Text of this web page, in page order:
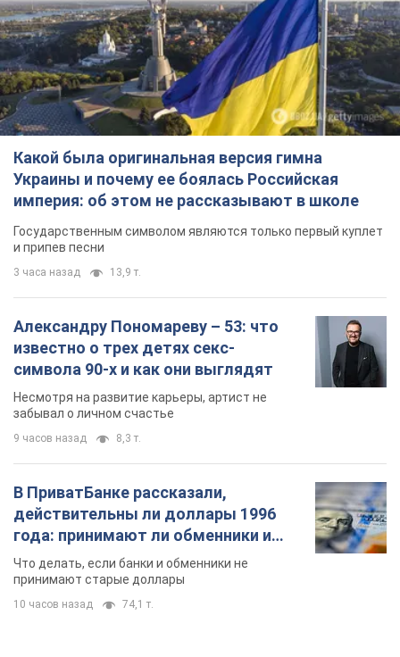
Какой была оригинальная версия гимна
Украины и почему ее боялась Российская
империя: об этом не рассказывают в школе
Государственным символом являются только первый куплет
и припев песни
3 часа назад 13,9 т.
Александру Пономареву – 53: что
известно о трех детях секс-
символа 90-х и как они выглядят
Несмотря на развитие карьеры, артист не
забывал о личном счастье
9 часов назад 8,3 т.
В ПриватБанке рассказали,
действительны ли доллары 1996
года: принимают ли обменники и
банки такие купюры
Что делать, если банки и обменники не
принимают старые доллары
10 часов назад 74,1 т.